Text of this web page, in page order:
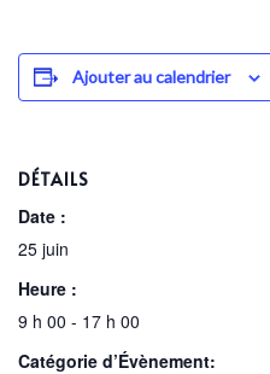
Ajouter au calendrier
DÉTAILS
Date :
25 juin
Heure :
9 h 00 - 17 h 00
Catégorie d’Évènement: